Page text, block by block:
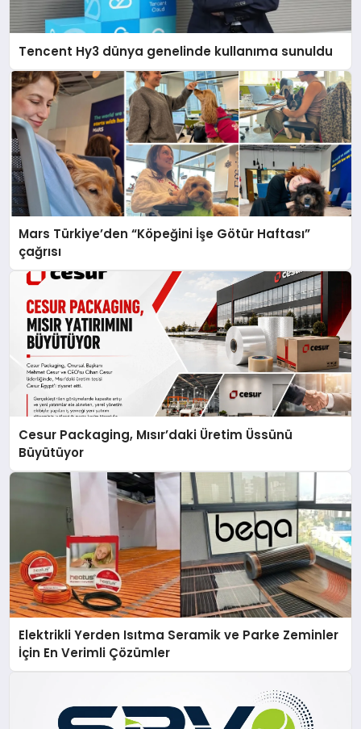
Tencent Hy3 dünya genelinde kullanıma sunuldu
Mars Türkiye’den “Köpeğini İşe Götür Haftası”
çağrısı
Cesur Packaging, Mısır’daki Üretim Üssünü
Büyütüyor
Elektrikli Yerden Isıtma Seramik ve Parke Zeminler
İçin En Verimli Çözümler